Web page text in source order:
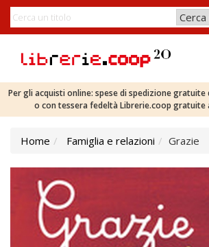
Per gli acquisti online: spese di spedizione gratuite
o con tessera fedeltà Librerie.coop gratuite
Home Famiglia e relazioni Grazie